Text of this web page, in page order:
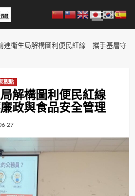
Menu
進衛生局解構圖利便民紅線 攜手基層守
觀點
解構圖利便民紅線
政與食品安全管理
27